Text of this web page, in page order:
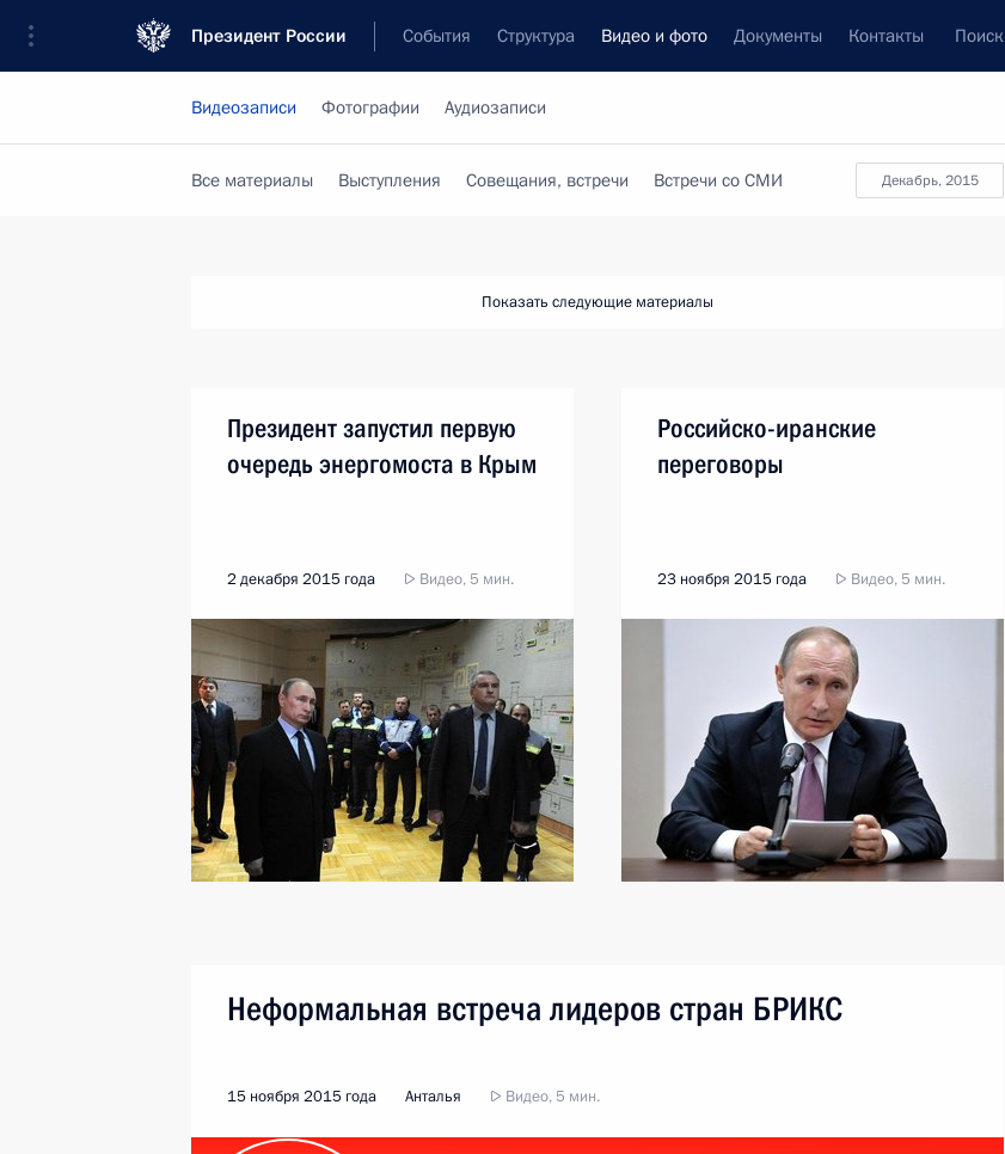
Президент России События Структура Видео и фото Документы Контакты Поиск
Видеозаписи Фотографии Аудиозаписи
декабрь, 2015
Все материалы Выступления Совещания, встречи Встречи со СМИ
Показать следующие материалы
Президент запустил первую
очередь энергомоста в Крым
2 декабря 2015 года Видео, 5 мин.
Российско-иранские
переговоры
23 ноября 2015 года Видео, 5 мин.
Неформальная встреча лидеров стран БРИКС
15 ноября 2015 года Анталья Видео, 5 мин.